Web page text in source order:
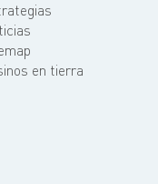
en tierra